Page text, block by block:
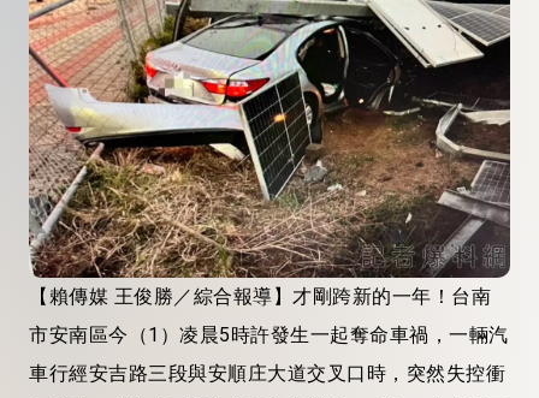
【賴傳媒 王俊勝／綜合報導】才剛跨新的一年！台南
市安南區今（1）凌晨5時許發生一起奪命車禍，一輛汽
車行經安吉路三段與安順庄大道交叉口時，突然失控衝